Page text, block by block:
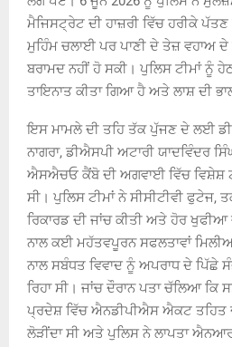
ਮੈਜਿਸਟ੍ਰੇਟ ਦੀ ਹਾਜ਼ਰੀ ਵਿੱਚ ਹਰੀਕੇ
ਮੁਹਿੰਮ ਚਲਾਈ ਪਰ ਪਾਣੀ ਦੇ ਤੇਜ਼ ਵਹਾਅ ਦੇ
ਬਰਾਮਦ ਨਹੀਂ ਹੋ ਸਕੀ। ਪੁਲਿਸ ਟੀਮਾਂ ਨੂੰ
ਤਾਇਨਾਤ ਕੀਤਾ ਗਿਆ ਹੈ ਅਤੇ ਲਾਸ਼ ਦੀ
ਇਸ ਮਾਮਲੇ ਦੀ ਤਹਿ ਤੱਕ ਪੁੱਜਣ ਦੇ ਲਈ
ਨਾਗਰਾ, ਡੀਐਸਪੀ ਅਟਾਰੀ ਯਾਦਵਿੰਦਰ
ਐਸਐਚਓ ਕੈਂਬੋ ਦੀ ਅਗਵਾਈ ਵਿੱਚ ਵਿਸ਼ੇਸ਼
ਸੀ। ਪੁਲਿਸ ਟੀਮਾਂ ਨੇ ਸੀਸੀਟੀਵੀ ਫੁਟੇਜ,
ਰਿਕਾਰਡ ਦੀ ਜਾਂਚ ਕੀਤੀ ਅਤੇ ਹੋਰ ਖੁਫੀਆ
ਨਾਲ ਕਈ ਮਹੱਤਵਪੂਰਨ ਸਫਲਤਾਵਾਂ
ਨਾਲ ਸਬੰਧਤ ਵਿਵਾਦ ਨੂੰ ਅਪਰਾਧ ਦੇ ਪਿੱਛੇ
ਰਿਹਾ ਸੀ। ਜਾਂਚ ਦੌਰਾਨ ਪਤਾ ਚੱਲਿਆ ਕਿ
ਪ੍ਰਦੇਸ਼ ਵਿੱਚ ਐਨਡੀਪੀਐਸ ਐਕਟ
ਲੋੜੀਂਦਾ ਸੀ ਅਤੇ ਪੁਲਿਸ ਨੇ ਲਾਪਤਾ